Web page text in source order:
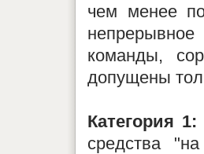
чем менее
команды,
допущены
Категория 1:
средства